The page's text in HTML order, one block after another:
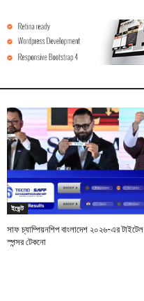
ইভেন্ট
সাফ চ্যাম্পিয়নশিপ বাংলাদেশ ২০২৬-এর টাইটেল
স্পন্সর টেকনো